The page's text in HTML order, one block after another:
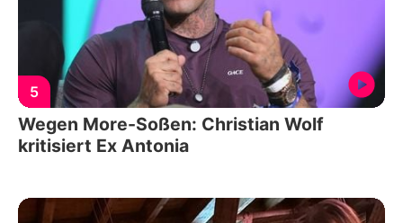
5
Wegen More-Soßen: Christian Wolf
kritisiert Ex Antonia